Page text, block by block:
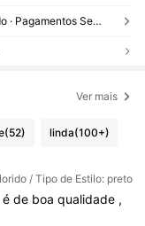
Reenviar se o item estiver perdido/danificado · Pagamentos Seguros · Proteção de privacidade
Ver mais
(52) linda(100+)
/ Tipo de Estilo: preto
é de boa qualidade ,